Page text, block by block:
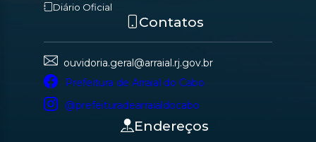
Diário Oficial
Contatos
ouvidoria.geral@arraial.rj.gov.br
Prefeitura de Arraial do Cabo
@prefeituradearraialdocabo
Endereços